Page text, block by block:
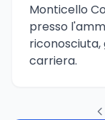
Monticello
presso
carriera.